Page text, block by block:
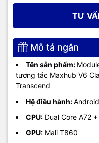
TƯ
Mô tả ngắn
Tên sản phẩm:
tương tác Maxhub V6
Transcend
Hệ điều hành:
CPU: Dual Core A72
GPU: Mali T860